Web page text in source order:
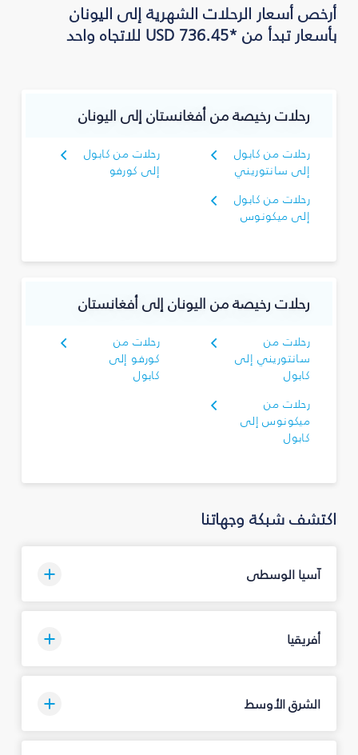
أرخص أسعار الرحلات الشهرية إلى اليونان
بأسعار تبدأ من *USD 736.45 للاتجاه واحد
رحلات رخيصة من أفغانستان إلى اليونان
رحلات من كابول
إلى سانتوريني
رحلات من كابول
إلى كورفو
رحلات من كابول
إلى ميكونوس
رحلات رخيصة من اليونان إلى أفغانستان
رحلات من
سانتوريني إلى
كابول
رحلات من
كورفو إلى
كابول
رحلات من
ميكونوس إلى
كابول
اكتشف شبكة وجهاتنا
آسيا الوسطى
أفريقيا
الشرق الأوسط